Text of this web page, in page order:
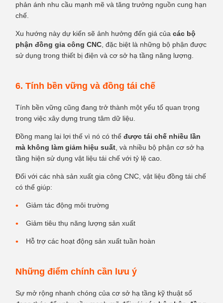
phản ánh nhu cầu mạnh mẽ và tăng trưởng nguồn cung hạn
chế.
Xu hướng này dự kiến sẽ ảnh hưởng đến giá của các bộ
phận đồng gia công CNC , đặc biệt là những bộ phận được
sử dụng trong thiết bị điện và cơ sở hạ tầng năng lượng.
6. Tính bền vững và đồng tái chế
Tính bền vững cũng đang trở thành một yếu tố quan trọng
trong việc xây dựng trung tâm dữ liệu.
Đồng mang lại lợi thế vì nó có thể được tái chế nhiều lần
mà không làm giảm hiệu suất , và nhiều bộ phận cơ sở hạ
tầng hiện sử dụng vật liệu tái chế với tỷ lệ cao.
Đối với các nhà sản xuất gia công CNC, vật liệu đồng tái chế
có thể giúp:
Giảm tác động môi trường
Giảm tiêu thụ năng lượng sản xuất
Hỗ trợ các hoạt động sản xuất tuần hoàn
Những điểm chính cần lưu ý
Sự mở rộng nhanh chóng của cơ sở hạ tầng kỹ thuật số